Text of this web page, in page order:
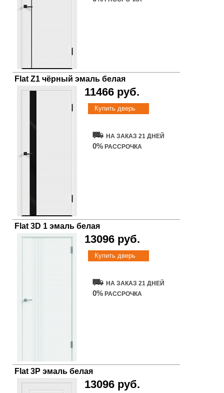
Flat Z1 чёрный эмаль белая
11466 руб.
Купить дверь
НА ЗАКАЗ 21 ДНЕЙ
0% РАССРОЧКА
Flat 3D 1 эмаль белая
13096 руб.
Купить дверь
НА ЗАКАЗ 21 ДНЕЙ
0% РАССРОЧКА
Flat 3P эмаль белая
13096 руб.